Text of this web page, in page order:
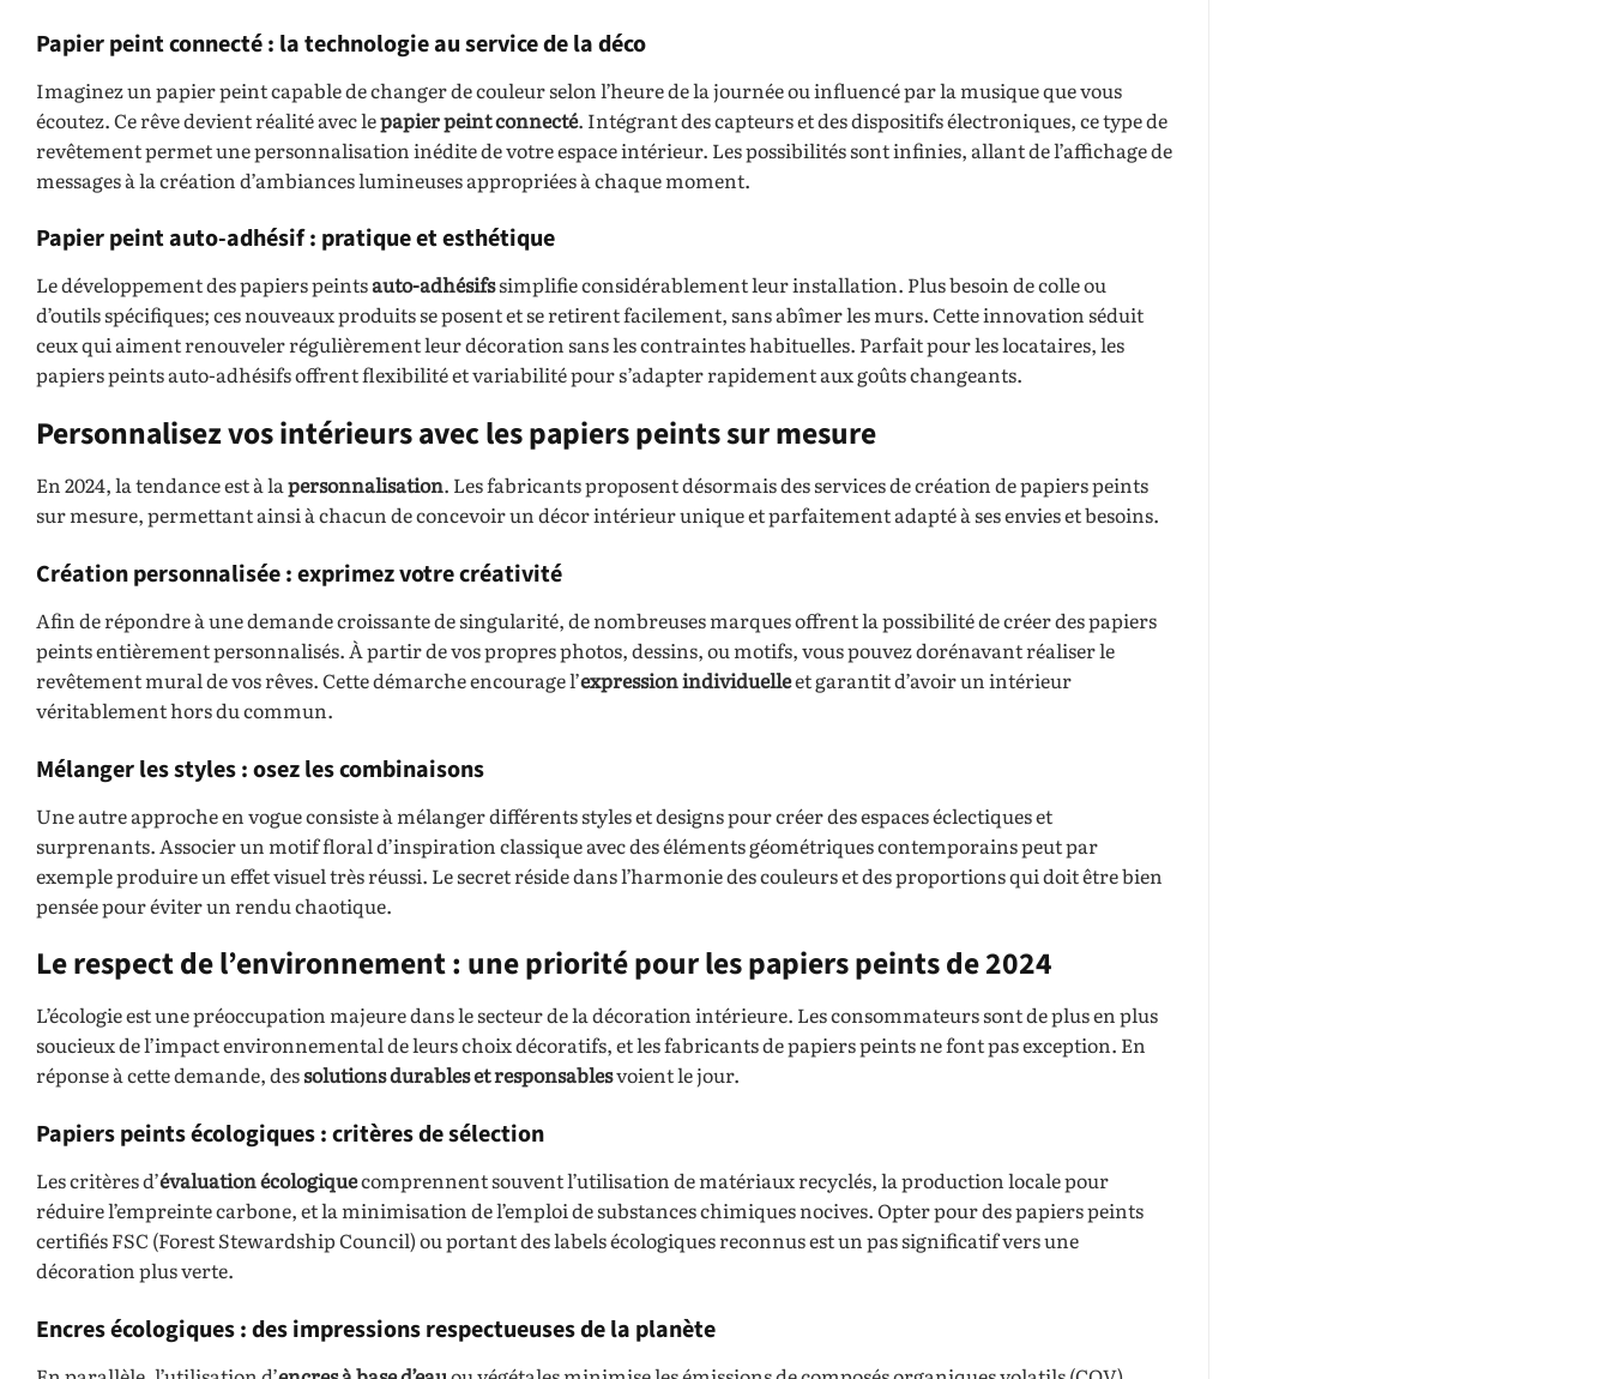
Papier peint connecté : la technologie au service de la déco
Imaginez un papier peint capable de changer de couleur selon l’heure de la journée ou influencé par la musique que vous
écoutez. Ce rêve devient réalité avec lepapier peint connecté. Intégrant des capteurs et des dispositifs électroniques, ce type de
revêtement permet une personnalisation inédite de votre espace intérieur. Les possibilités sont infinies, allant de l’affichage de
messages à la création d’ambiances lumineuses appropriées à chaque moment.
Papier peint auto-adhésif : pratique et esthétique
Le développement des papiers peintsauto-adhésifssimplifie considérablement leur installation. Plus besoin de colle ou
d’outils spécifiques; ces nouveaux produits se posent et se retirent facilement, sans abîmer les murs. Cette innovation séduit
ceux qui aiment renouveler régulièrement leur décoration sans les contraintes habituelles. Parfait pour les locataires, les
papiers peints auto-adhésifs offrent flexibilité et variabilité pour s’adapter rapidement aux goûts changeants.
Personnalisez vos intérieurs avec les papiers peints sur mesure
En 2024, la tendance est à lapersonnalisation. Les fabricants proposent désormais des services de création de papiers peints
sur mesure, permettant ainsi à chacun de concevoir un décor intérieur unique et parfaitement adapté à ses envies et besoins.
Création personnalisée : exprimez votre créativité
Afin de répondre à une demande croissante de singularité, de nombreuses marques offrent la possibilité de créer des papiers
peints entièrement personnalisés. À partir de vos propres photos, dessins, ou motifs, vous pouvez dorénavant réaliser le
revêtement mural de vos rêves. Cette démarche encourage l’expression individuelleet garantit d’avoir un intérieur
véritablement hors du commun.
Mélanger les styles : osez les combinaisons
Une autre approche en vogue consiste à mélanger différents styles et designs pour créer des espaces éclectiques et
surprenants. Associer un motif floral d’inspiration classique avec des éléments géométriques contemporains peut par
exemple produire un effet visuel très réussi. Le secret réside dans l’harmonie des couleurs et des proportions qui doit être bien
pensée pour éviter un rendu chaotique.
Le respect de l’environnement : une priorité pour les papiers peints de 2024
L’écologie est une préoccupation majeure dans le secteur de la décoration intérieure. Les consommateurs sont de plus en plus
soucieux de l’impact environnemental de leurs choix décoratifs, et les fabricants de papiers peints ne font pas exception. En
réponse à cette demande, dessolutions durables et responsablesvoient le jour.
Papiers peints écologiques : critères de sélection
Les critères d’évaluation écologiquecomprennent souvent l’utilisation de matériaux recyclés, la production locale pour
réduire l’empreinte carbone, et la minimisation de l’emploi de substances chimiques nocives. Opter pour des papiers peints
certifiés FSC (Forest Stewardship Council) ou portant des labels écologiques reconnus est un pas significatif vers une
décoration plus verte.
Encres écologiques : des impressions respectueuses de la planète